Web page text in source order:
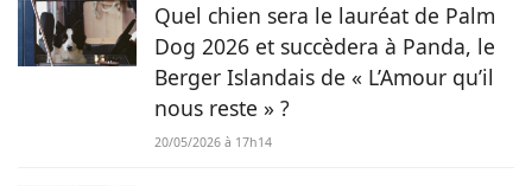
Quel chien sera le lauréat de Palm
Dog 2026 et succèdera à Panda, le
Berger Islandais de « L’Amour qu’il
nous reste » ?
20/05/2026 à 17h14